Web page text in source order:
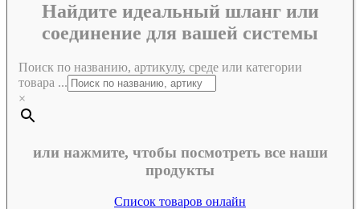
Найдите идеальный шланг или
соединение для вашей системы
Поиск по названию, артикулу, среде или категории
товара ...
×
или нажмите, чтобы посмотреть все наши
продукты
Список товаров онлайн